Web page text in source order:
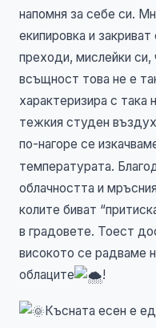
напомня за себе си.
екипировка и
преходи, мислейки
всъщност това не е
характеризира с така
тежкия студен
по-нагоре се
температурата.
облачността и
колите биват
в градовете. Тоест
високото се радваме
облаците
!
Късната есен е